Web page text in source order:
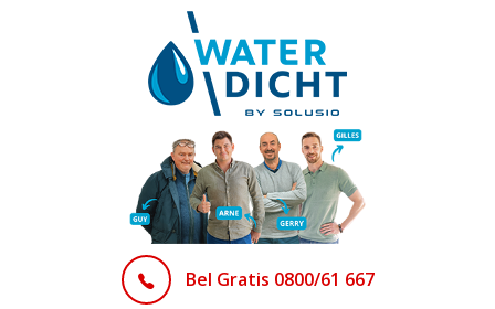
Bel Gratis 0800/61 667